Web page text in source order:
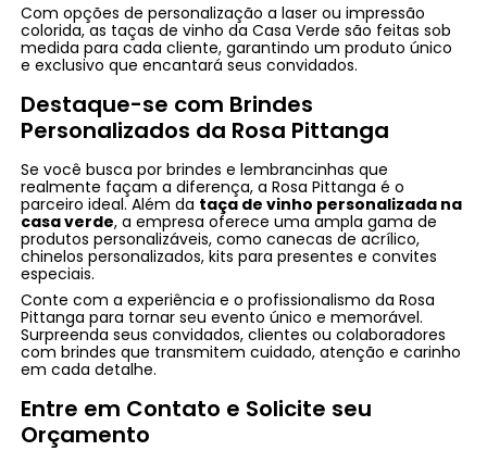
Com opções de personalização a laser ou impressão
colorida, as taças de vinho da Casa Verde são feitas sob
medida para cada cliente, garantindo um produto único
e exclusivo que encantará seus convidados.
Destaque-se com Brindes
Personalizados da Rosa Pittanga
Se você busca por brindes e lembrancinhas que
realmente façam a diferença, a Rosa Pittanga é o
parceiro ideal. Além da taça de vinho personalizada na
casa verde, a empresa oferece uma ampla gama de
produtos personalizáveis, como canecas de acrílico,
chinelos personalizados, kits para presentes e convites
especiais.
Conte com a experiência e o profissionalismo da Rosa
Pittanga para tornar seu evento único e memorável.
Surpreenda seus convidados, clientes ou colaboradores
com brindes que transmitem cuidado, atenção e carinho
em cada detalhe.
Entre em Contato e Solicite seu
Orçamento